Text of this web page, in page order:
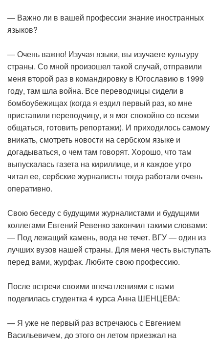
— Важно ли в вашей профессии знание иностранных
языков?
— Очень важно! Изучая языки, вы изучаете культуру
страны. Со мной произошел такой случай, отправили
меня второй раз в командировку в Югославию в 1999
году, там шла война. Все переводчицы сидели в
бомбоубежищах (когда я ездил первый раз, ко мне
приставили переводчицу, и я мог спокойно со всеми
общаться, готовить репортажи). И приходилось самому
вникать, смотреть новости на сербском языке и
догадываться, о чем там говорят. Хорошо, что там
выпускалась газета на кириллице, и я каждое утро
читал ее, сербские журналисты тогда работали очень
оперативно.
Свою беседу с будущими журналистами и будущими
коллегами Евгений Ревенко закончил такими словами:
— Под лежащий камень, вода не течет. ВГУ — один из
лучших вузов нашей страны. Для меня честь выступать
перед вами, журфак. Любите свою профессию.
После встречи своими впечатлениями с нами
поделилась студентка 4 курса Анна ШЕНЦЕВА:
— Я уже не первый раз встречаюсь с Евгением
Васильевичем, до этого он летом приезжал на